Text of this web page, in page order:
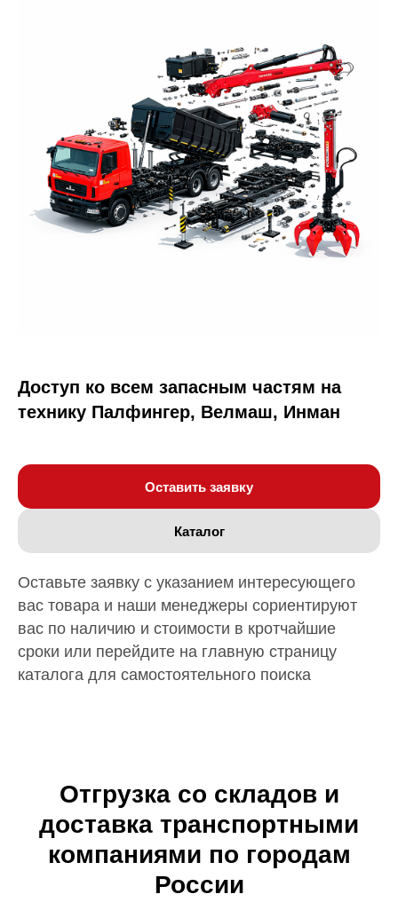
Доступ ко всем запасным частям на
технику Палфингер, Велмаш, Инман
Оставить заявку
Каталог
Оставьте заявку с указанием интересующего
вас товара и наши менеджеры сориентируют
вас по наличию и стоимости в кротчайшие
сроки или перейдите на главную страницу
каталога для самостоятельного поиска
Отгрузка со складов и
доставка транспортными
компаниями по городам
России